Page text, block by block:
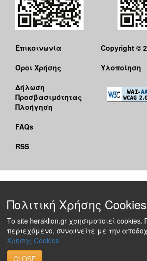
Επικοινωνία
Όροι Χρήσης
Δήλωση
Προσβασιμότητας
Πλοήγηση
FAQs
RSS
Copyright ©
Υλοποίηση
Πολιτική Χρήσης Cookies
Το site heraklion.gr χρησιμοποιεί
περιεχόμενο, συναινείτε με την
Χρήσης Cookies
CLOSE